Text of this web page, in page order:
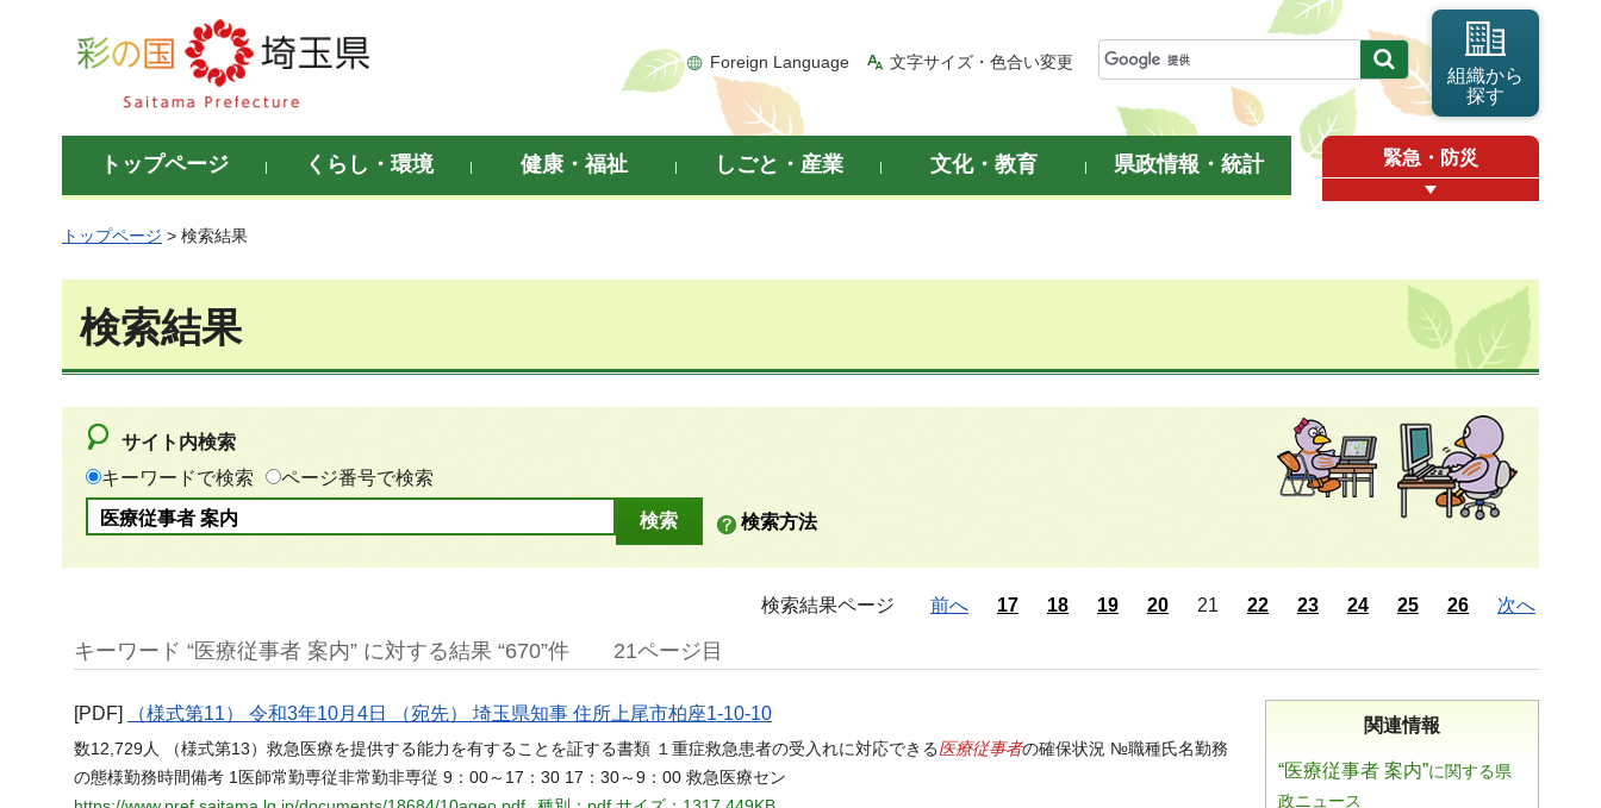
彩の国 埼玉県
Foreign Language 文字サイズ・色合い変更
組織から
探す
トップページ くらし・環境 健康・福祉 しごと・産業 文化・教育 県政情報・統計 緊急・防災
トップページ > 検索結果
検索結果
サイト内検索
キーワードで検索
ページ番号で検索
検索方法
検索結果ページ 前へ 17 18 19 20 21 22 23 24 25 26 次へ
キーワード “医療従事者 案内” に対する結果 “670”件 21ページ目
関連情報
“医療従事者 案内”に関する県
政ニュース
[PDF] （様式第11） 令和3年10月4日 （宛先） 埼玉県知事 住所上尾市柏座1-10-10
数12,729人 （様式第13）救急医療を提供する能力を有することを証する書類 １重症救急患者の受入れに対応できる 医療従事者の確保状況 №職種氏名勤務
の態様勤務時間備考 1医師常勤専従非常勤非専従 9：00～17：30 17：30～9：00 救急医療セン